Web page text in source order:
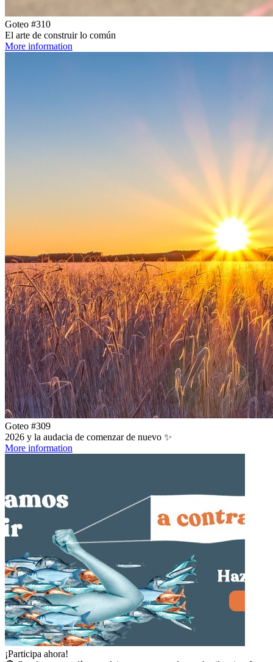
Goteo #310
El arte de construir lo común
More information
Goteo #309
2026 y la audacia de comenzar de nuevo ✨
More information
¡Participa ahora!